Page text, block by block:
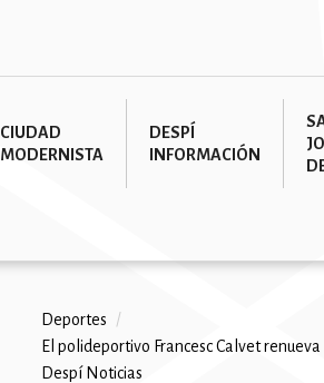
CIUDAD
MODERNISTA
DESPÍ
INFORMACIÓN
Ruta
de
Deportes
/
El polideportivo Francesc Calvet
Despí Noticias